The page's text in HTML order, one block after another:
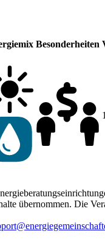
Besonderheiten
übernommen. Die